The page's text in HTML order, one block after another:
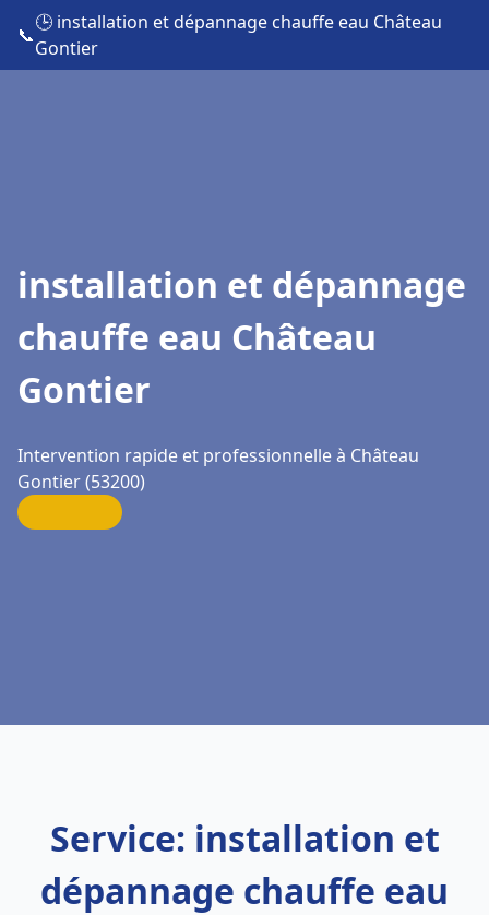
📞
🕒 installation et dépannage chauffe eau Château
Gontier
installation et dépannage
chauffe eau Château
Gontier
Intervention rapide et professionnelle à Château
Gontier (53200)
Service: installation et
dépannage chauffe eau